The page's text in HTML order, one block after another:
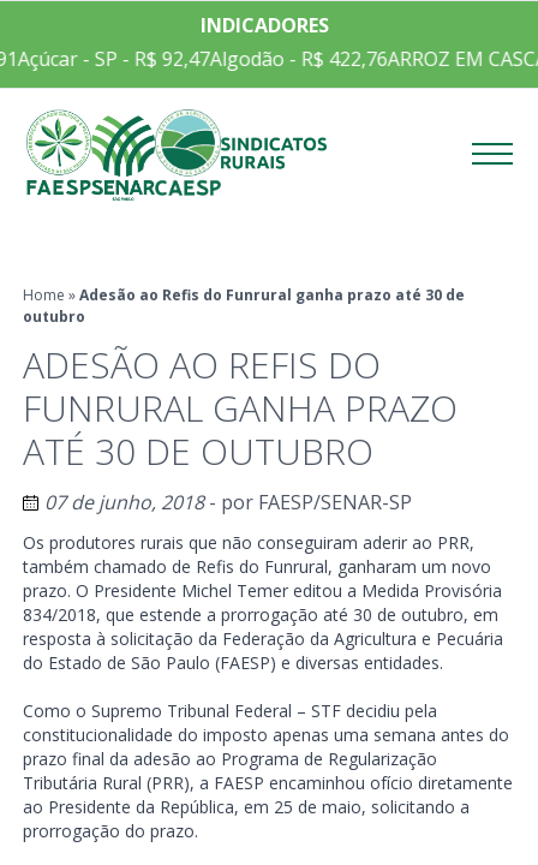
INDICADORES
Açúcar - SP - R$ 92,47Algodão - R$ 422,76ARROZ EM
Home »Adesão ao Refis do Funrural ganha prazo até 30 de
outubro
ADESÃO AO REFIS DO
FUNRURAL GANHA PRAZO
ATÉ 30 DE OUTUBRO
07 de junho, 2018- por FAESP/SENAR-SP
Os produtores rurais que não conseguiram aderir ao PRR,
também chamado de Refis do Funrural, ganharam um novo
prazo. O Presidente Michel Temer editou a Medida Provisória
834/2018, que estende a prorrogação até 30 de outubro, em
resposta à solicitação da Federação da Agricultura e Pecuária
do Estado de São Paulo (FAESP) e diversas entidades.
Como o Supremo Tribunal Federal – STF decidiu pela
constitucionalidade do imposto apenas uma semana antes do
prazo final da adesão ao Programa de Regularização
Tributária Rural (PRR), a FAESP encaminhou ofício diretamente
ao Presidente da República, em 25 de maio, solicitando a
prorrogação do prazo.